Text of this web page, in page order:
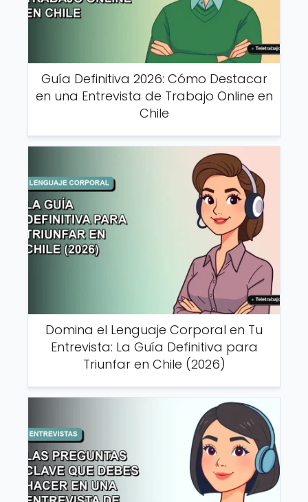
Guía Definitiva 2026: Cómo Destacar
en una Entrevista de Trabajo Online en
Chile
Domina el Lenguaje Corporal en Tu
Entrevista: La Guía Definitiva para
Triunfar en Chile (2026)